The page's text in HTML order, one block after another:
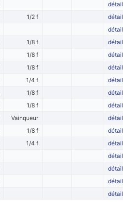
détail
1/2 f
détail
détail
1/8 f
détail
1/8 f
détail
1/8 f
détail
1/4 f
détail
1/8 f
détail
1/8 f
détail
Vainqueur
détail
1/8 f
détail
1/4 f
détail
détail
détail
détail
détail